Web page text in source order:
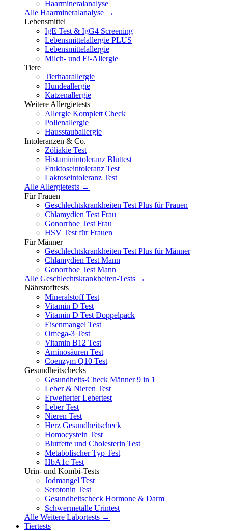
Haarmineralanalyse
Alle Haarmineralanalyse →
Lebensmittel
IgE Test & IgG4 Screening
Lebensmittelallergie PLUS
Lebensmittelallergie
Milch- und Ei-Allergie
Tiere
Tierhaarallergie
Hundeallergie
Katzenallergie
Weitere Allergietests
Allergie Komplett Check
Pollenallergie
Hausstauballergie
Intoleranzen & Co.
Zöliakie Test
Histaminintoleranz Bluttest
Fruktoseintoleranz Test
Laktoseintoleranz Test
Alle Allergietests →
Für Frauen
Geschlechtskrankheiten Test Plus für Frauen
Chlamydien Test Frau
Gonorrhoe Test Frau
HSV Test für Frauen
Für Männer
Geschlechtskrankheiten Test Plus für Männer
Chlamydien Test Mann
Gonorrhoe Test Mann
Alle Geschlechtskrankheiten-Tests →
Nährstofftests
Mineralstoff Test
Vitamin D Test
Vitamin D Test Doppelpack
Eisenmangel Test
Omega-3 Test
Vitamin B12 Test
Aminosäuren Test
Coenzym Q10 Test
Gesundheitschecks
Gesundheits-Check Männer 9 in 1
Leber & Nieren Test
Erweiterter Lebertest
Leber Test
Nieren Test
Herz Gesundheitscheck
Homocystein Test
Blutfette und Cholesterin Test
Metabolischer Typ Test
HbA1c Test
Urin- und Kombi-Tests
Jodmangel Test
Serotonin Test
Gesundheitscheck Hormone & Darm
Schwermetalle Urintest
Alle Weitere Labortests →
Tiertests